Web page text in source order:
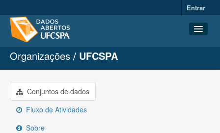
Entrar
Conjuntos de dados
Organizações
Grupos
Sobre
Organizações UFCSPA
Conjuntos de dados
Fluxo de Atividades
Sobre